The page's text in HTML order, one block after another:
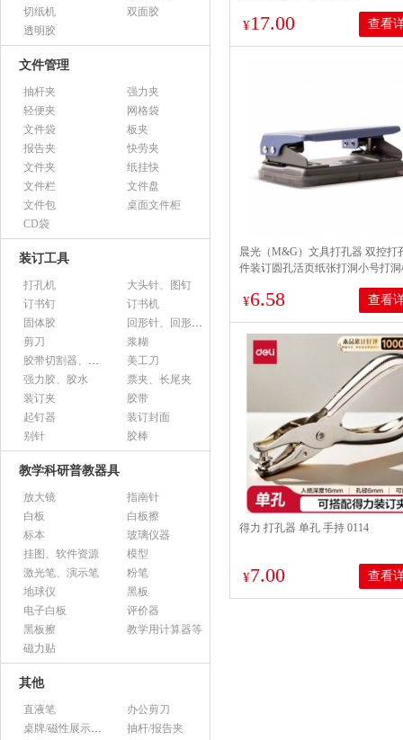
切纸机
双面胶
透明胶
文件管理
抽杆夹
强力夹
轻便夹
网格袋
文件袋
板夹
报告夹
快劳夹
文件夹
纸挂快
文件栏
文件盘
文件包
桌面文件柜
CD袋
装订工具
打孔机
大头针、图钉
订书钉
订书机
固体胶
回形针、回形针盒
剪刀
浆糊
胶带切割器、胶带座、封箱器
美工刀
强力胶、胶水
票夹、长尾夹
装订夹
胶带
起钉器
装订封面
别针
胶棒
教学科研普教器具
放大镜
指南针
白板
白板擦
标本
玻璃仪器
挂图、软件资源
模型
激光笔、演示笔
粉笔
地球仪
黑板
电子白板
评价器
黑板擦
教学用计算器等
磁力贴
其他
直液笔
办公剪刀
桌牌/磁性展示帖/证件框
抽杆/报告夹
¥17.00 查看
晨光（M&G）文具打孔器 双控打
件装订圆孔活页纸张打洞小号打
¥6.58 查看
得力 打孔器 单孔 手持 0114
¥7.00 查看